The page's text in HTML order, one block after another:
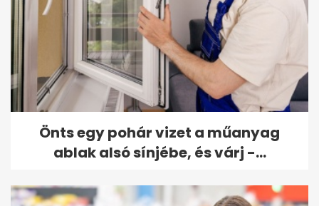
Önts egy pohár vizet a műanyag
ablak alsó sínjébe, és várj -...